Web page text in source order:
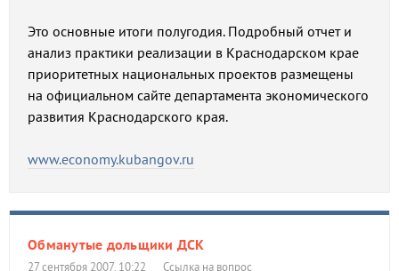
Это основные итоги полугодия. Подробный отчет и
анализ практики реализации в Краснодарском крае
приоритетных национальных проектов размещены
на официальном сайте департамента экономического
развития Краснодарского края.
www.economy.kubangov.ru
Обманутые дольщики ДСК
27 сентября 2007, 10:22 Ссылка на вопрос